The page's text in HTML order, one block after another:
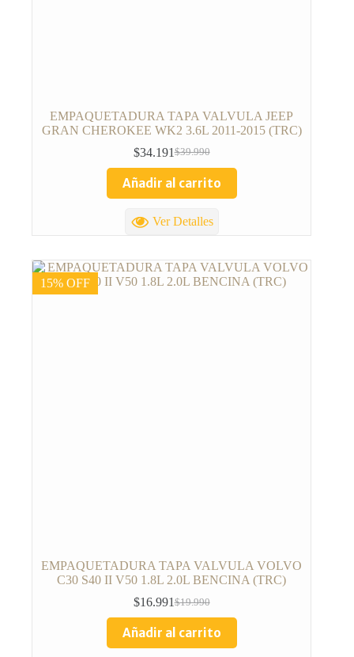
EMPAQUETADURA TAPA VALVULA JEEP
GRAN CHEROKEE WK2 3.6L 2011-2015 (TRC)
$39.990
$34.191
Añadir al carrito
Ver Detalles
15% OFF
EMPAQUETADURA TAPA VALVULA VOLVO
C30 S40 II V50 1.8L 2.0L BENCINA (TRC)
$19.990
$16.991
Añadir al carrito